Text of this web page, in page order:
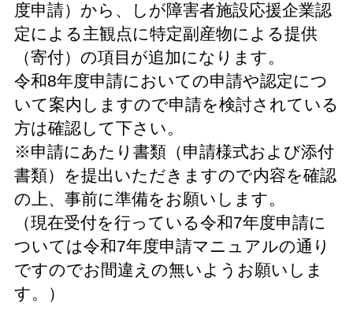
度申請）から、しが障害者施設応援企業認
定による主観点に特定副産物による提供
（寄付）の項目が追加になります。
令和8年度申請においての申請や認定につ
いて案内しますので申請を検討されている
方は確認して下さい。
※申請にあたり書類（申請様式および添付
書類）を提出いただきますので内容を確認
の上、事前に準備をお願いします。
（現在受付を行っている令和7年度申請に
ついては令和7年度申請マニュアルの通り
ですのでお間違えの無いようお願いしま
す。）